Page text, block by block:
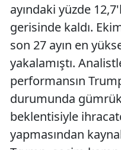
ayındaki yüzde
gerisinde kaldı.
son 27 ayın en
yakalamıştı.
performansın
durumunda gümrük
beklentisiyle
yapmasından